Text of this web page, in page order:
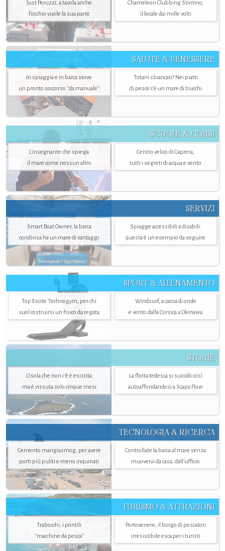
Just Peruzzi, a tavola anche
l’occhio vuole la sua parte
Chameleon Clubbing Stintino,
il locale dai mille volti
SALUTE & BENESSERE
In spiaggia e in barca serve
un pronto soccorso "da manuale"
Totani sbiancati? Nei piatti
di pesce c'è un mare di trucchi
SCUOLE & CORSI
L'insegnante che spiega
il mare come nessun altro
Centro velico di Caprera,
tutti i segreti di acqua e vento
SERVIZI
Smart Boat Owner, la barca
condivisa ha un mare di vantaggi
Spiagge accessibili a disabili:
questa è un esempio da seguire
SPORT & ALLENAMENTO
Top Excite Technogym, per chi
vuol costruirsi un fisico da regata
Windsurf, a caccia di onde
e vento dalla Corsica a Okinawa
STORIE
L’isola che non c'è è esistita
ma è vissuta solo cinque mesi
La flotta tedesca si suicidò così
autoaffondandosi a Scapa Flow
TECNOLOGIA & RICERCA
Cemento mangiasmog, per avere
porti più puliti e meno inquinati
Controllate la barca al mare senza
muovervi da casa, dall’ufficio
TURISMO & ATTRAZIONI
Trabocchi, i pontili
"macchine da pesca"
Portovenere, il borgo di pescatori
irresistibile esca per i turisti